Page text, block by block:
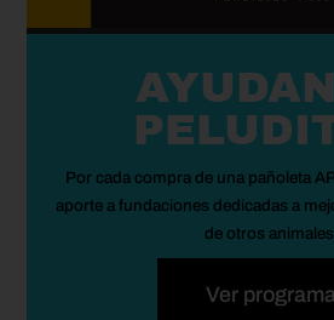
Por cada compra de una pañoleta
aporte a fundaciones dedicadas a
de otros animales.
Ver programa